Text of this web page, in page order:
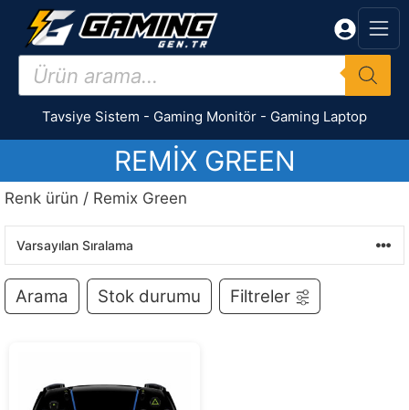
İçeriğe
Products
search
Tavsiye Sistem - Gaming Monitör - Gaming Laptop
REMIX GREEN
Renk ürün / Remix Green
Arama Stok durumu Filtreler